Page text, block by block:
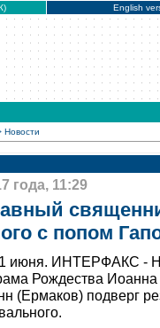
English
Новости
года, 11:29
с попом
июня. ИНТЕРФАКС -
Рождества
(Ермаков) подверг